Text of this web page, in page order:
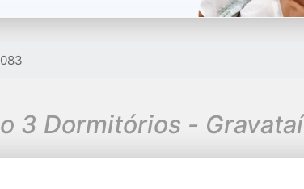
3 Dormitórios - Gravataí